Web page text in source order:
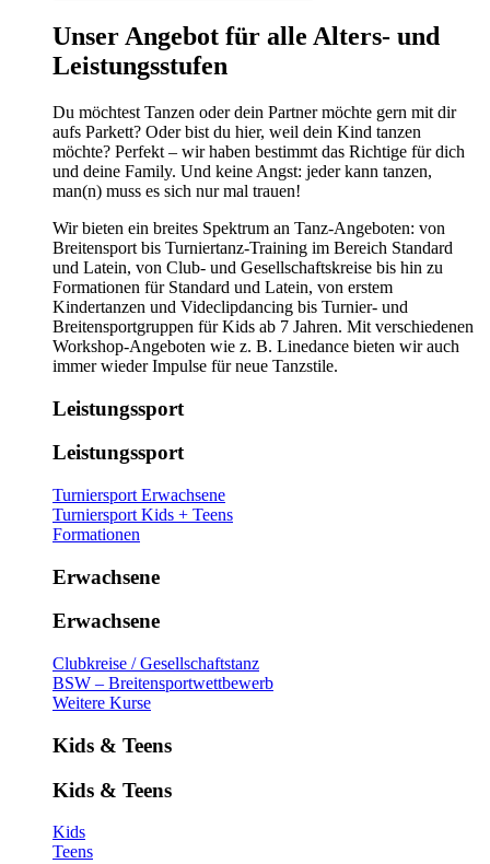
​​​Unser Angebot für alle Alters- und
Leistungsstufen
Du möchtest Tanzen oder dein Partner möchte gern mit dir
aufs Parkett? Oder bist du hier, weil dein Kind tanzen
möchte? Perfekt – wir haben bestimmt das Richtige für dich
und deine Family. Und keine Angst: jeder kann tanzen,
man(n) muss es sich nur mal trauen!
Wir bieten ein breites Spektrum an Tanz-Angeboten: von
Breitensport bis Turniertanz-Training im Bereich Standard
und Latein, von Club- und Gesellschaftskreise bis hin zu
Formationen für Standard und Latein, von erstem
Kindertanzen und Videclipdancing bis Turnier- und
Breitensportgruppen für Kids ab 7 Jahren. Mit verschiedenen
Workshop-Angeboten wie z. B. Linedance bieten wir auch
immer wieder Impulse für neue Tanzstile.
Leistungssport
Leistungssport
Turniersport Erwachsene
Turniersport Kids + Teens
Formationen
Erwachsene
Erwachsene
Clubkreise / Gesellschaftstanz
BSW – Breitensportwettbewerb
Weitere Kurse
Kids & Teens
Kids & Teens
Kids
Teens